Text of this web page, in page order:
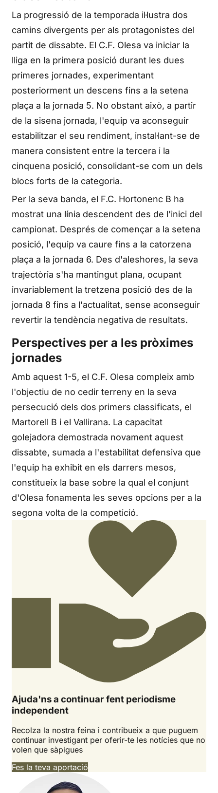
La progressió de la temporada il·lustra dos
camins divergents per als protagonistes del
partit de dissabte. El C.F. Olesa va iniciar la
lliga en la primera posició durant les dues
primeres jornades, experimentant
posteriorment un descens fins a la setena
plaça a la jornada 5. No obstant això, a partir
de la sisena jornada, l'equip va aconseguir
estabilitzar el seu rendiment, instal·lant-se de
manera consistent entre la tercera i la
cinquena posició, consolidant-se com un dels
blocs forts de la categoria.
Per la seva banda, el F.C. Hortonenc B ha
mostrat una línia descendent des de l'inici del
campionat. Després de començar a la setena
posició, l'equip va caure fins a la catorzena
plaça a la jornada 6. Des d'aleshores, la seva
trajectòria s'ha mantingut plana, ocupant
invariablement la tretzena posició des de la
jornada 8 fins a l'actualitat, sense aconseguir
revertir la tendència negativa de resultats.
Perspectives per a les pròximes
jornades
Amb aquest 1-5, el C.F. Olesa compleix amb
l'objectiu de no cedir terreny en la seva
persecució dels dos primers classificats, el
Martorell B i el Vallirana. La capacitat
golejadora demostrada novament aquest
dissabte, sumada a l'estabilitat defensiva que
l'equip ha exhibit en els darrers mesos,
constitueix la base sobre la qual el conjunt
d'Olesa fonamenta les seves opcions per a la
segona volta de la competició.
Ajuda'ns a continuar fent periodisme
independent
Recolza la nostra feina i contribueix a que puguem
continuar investigant per oferir-te les notícies que no
volen que sàpigues
Fes la teva aportació